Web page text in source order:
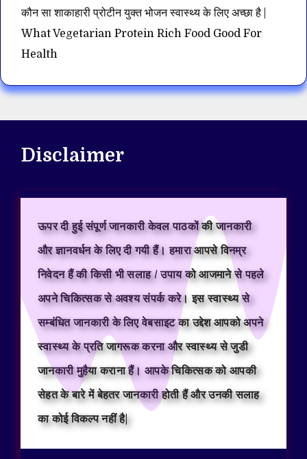
कौन सा शाकाहारी प्रोटीन युक्त भोजन स्वास्थ्य के लिए अच्छा है |
What Vegetarian Protein Rich Food Good For
Health
Disclaimer
ऊपर दी हुई संपूर्ण जानकारी केवल पाठकों की जानकारी
और ज्ञानवर्धन के लिए दी गयी हैं। हमारा आपसे विनम्र
निवेदन हैं की किसी भी सलाह / उपाय को आजमाने से पहले
अपने चिकित्सक से अवश्य संपर्क करे। इस स्वास्थ्य से
सम्बंधित जानकारी के लिए वेबसाइट का उद्देश आपको अपने
स्वास्थ्य के प्रति जागरूक करना और स्वास्थ्य से जुडी
जानकारी मुहैया कराना हैं। आपके चिकित्सक को आपकी
सेहत के बारे में बेहतर जानकारी होती हैं और उनकी सलाह
का कोई विकल्प नहीं है|